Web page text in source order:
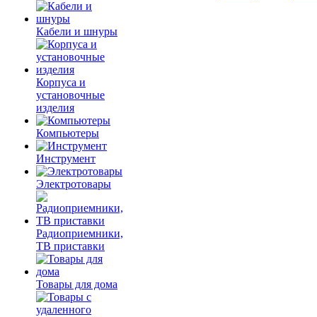
Кабели и шнуры
Корпуса и
установочные
изделия
Компьютеры
Инструмент
Электротовары
Радиоприемники,
ТВ приставки
Товары для дома